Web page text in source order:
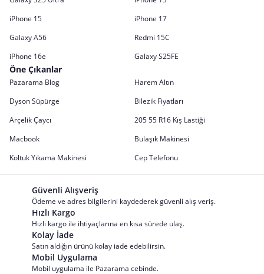
iPhone 15
iPhone 17
Galaxy A56
Redmi 15C
iPhone 16e
Galaxy S25FE
Öne Çıkanlar
Pazarama Blog
Harem Altın
Dyson Süpürge
Bilezik Fiyatları
Arçelik Çaycı
205 55 R16 Kış Lastiği
Macbook
Bulaşık Makinesi
Koltuk Yıkama Makinesi
Cep Telefonu
Güvenli Alışveriş
Ödeme ve adres bilgilerini kaydederek güvenli alış veriş.
Hızlı Kargo
Hızlı kargo ile ihtiyaçlarına en kısa sürede ulaş.
Kolay İade
Satın aldığın ürünü kolay iade edebilirsin.
Mobil Uygulama
Mobil uygulama ile Pazarama cebinde.